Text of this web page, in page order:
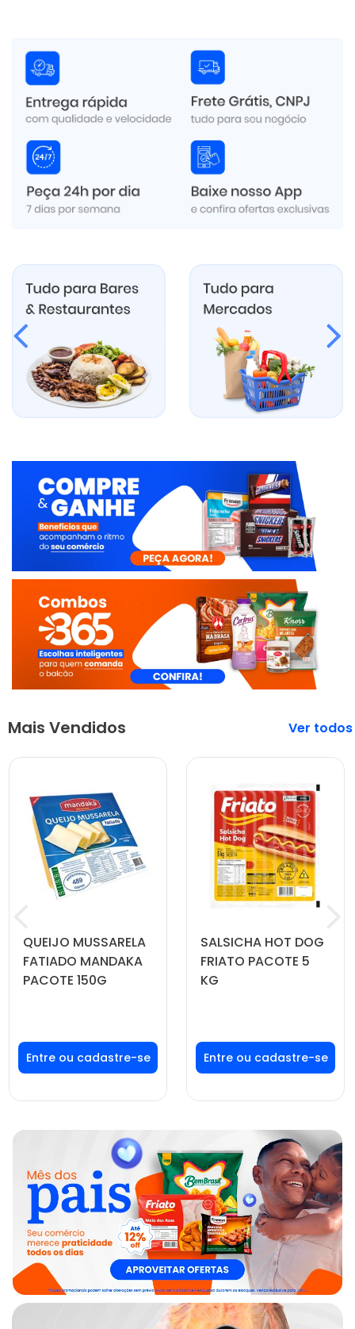
Mais Vendidos
QUEIJO MUSSARELA
FATIADO MANDAKA
PACOTE 150G
Faça seu login ou
cadastre-se para
ver preços e
SALSICHA HOT DOG
FRIATO PACOTE 5
KG
Faça seu login ou
cadastre-se para
ver preços e